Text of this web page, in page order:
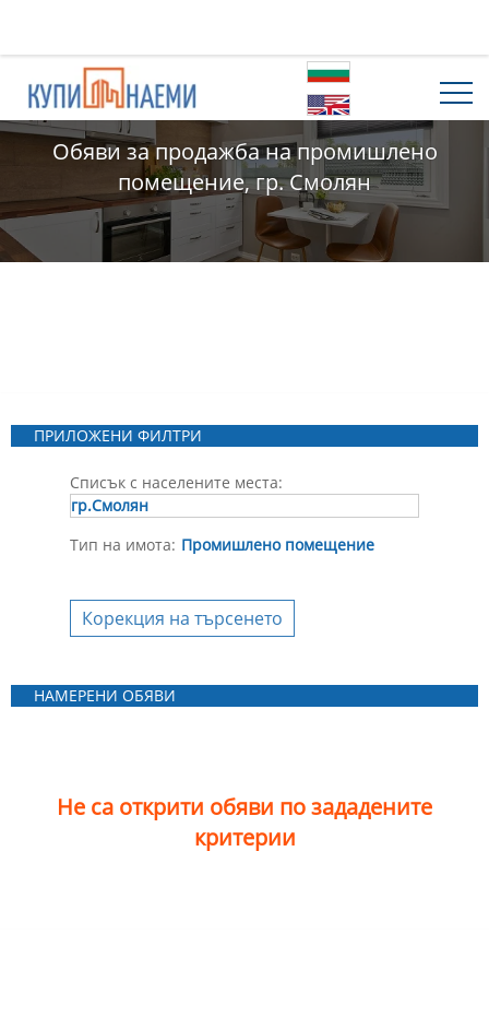
Обяви за продажба на промишлено
помещение, гр. Смолян
ПРИЛОЖЕНИ ФИЛТРИ
Списък с населените места:
гр.Смолян
Тип на имота: Промишлено помещение
Корекция на търсенето
НАМЕРЕНИ ОБЯВИ
Не са открити обяви по зададените
критерии